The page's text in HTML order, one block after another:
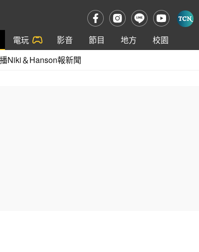
電玩 影音 節目 地方
校園
Niki＆Hanson報新聞